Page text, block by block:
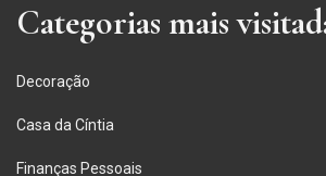
Categorias mais
Decoração
Casa da Cíntia
Finanças Pessoais